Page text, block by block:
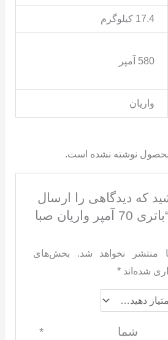
17.4 کیلوگرم
580 آمپر
واریان
محصول نوشته نشده است.
که دیدگاهی را ارسال
می کنید برای “باتری 70 آمپر واریان صبا
منتشر نخواهد شد.
بخش‌های
شده‌اند*
شما*